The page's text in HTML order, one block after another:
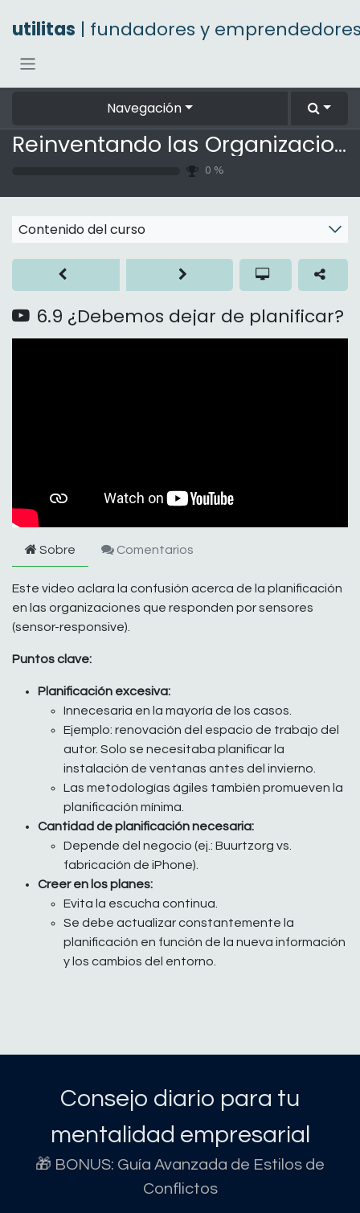
utilitas | fundadores y
Navegación
Reinventando las Organizaciones
0 %
Contenido del curso
6.9 ¿Debemos dejar de planificar?
Sobre Comentarios
Este video aclara la confusión acerca de la planificación
en las organizaciones que responden por sensores
(sensor-responsive).
Puntos clave:
Planificación excesiva:
Innecesaria en la mayoría de los casos.
Ejemplo: renovación del espacio de trabajo del
autor. Solo se necesitaba planificar la
instalación de ventanas antes del invierno.
Las metodologías ágiles también promueven la
planificación mínima.
Cantidad de planificación necesaria:
Depende del negocio (ej.: Buurtzorg vs.
fabricación de iPhone).
Creer en los planes:
Evita la escucha continua.
Se debe actualizar constantemente la
planificación en función de la nueva información
y los cambios del entorno.
Consejo diario para tu
mentalidad empresarial
🎁 BONUS: Guía Avanzada de Estilos de
Conflictos